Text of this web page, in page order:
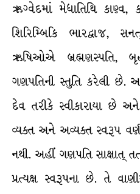
ઋગ્વેદમાં મેધાતિથિ કાણ્વ,
શિરિમ્બિકિ ભારદ્વાજ,
ઋષિઓએ બ્રહ્મણસ્પતિ,
ગણપતિની સ્તુતિ કરેલી છે.
દેવ તરીકે સ્વીકારાયા છે
વ્યક્ત અને અવ્યક્ત સ્વરૂપ
નથી. અહીં ગણપતિ સાક્ષાત્
પ્રત્યક્ષ સ્વરૂપના છે. તે